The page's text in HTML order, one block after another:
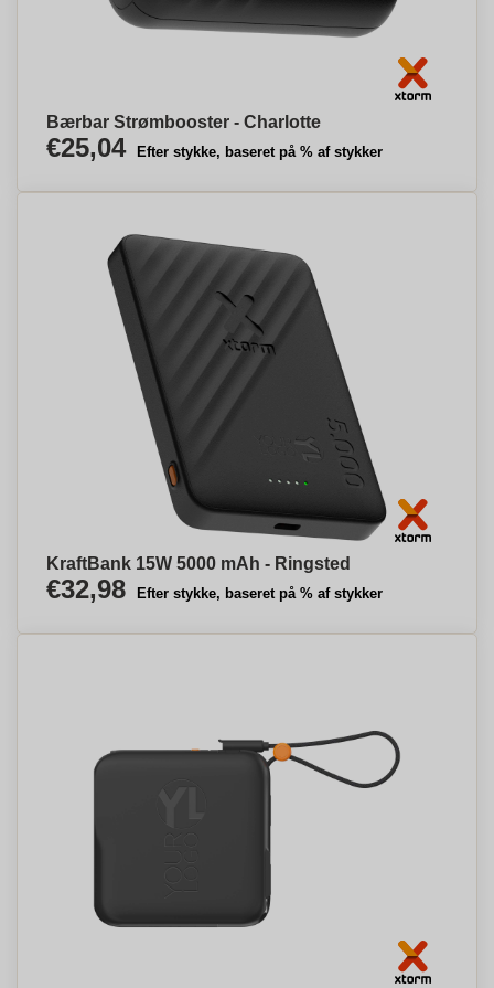
Bærbar Strømbooster - Charlotte
€25,04 Efter stykke, baseret på % af stykker
KraftBank 15W 5000 mAh - Ringsted
€32,98 Efter stykke, baseret på % af stykker